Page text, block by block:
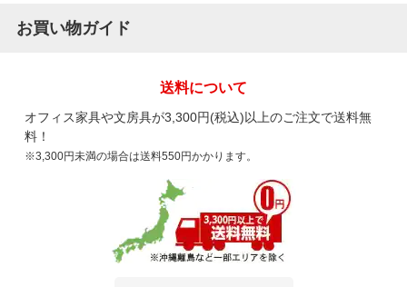
お買い物ガイド
送料について
オフィス家具や文房具が3,300円(税込)以上のご注文で送料無
料！
※3,300円未満の場合は送料550円かかります。